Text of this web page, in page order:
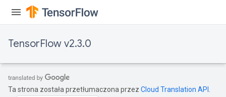
TensorFlow v2.3.0
Ta strona została przetłumaczona przez Cloud Translation API